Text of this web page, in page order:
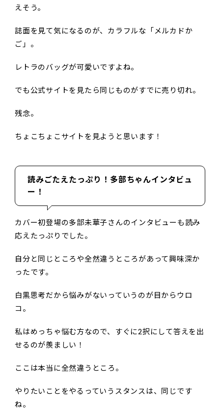
えそう。
誌面を見て気になるのが、カラフルな「メルカドか
ご」。
レトラのバッグが可愛いですよね。
でも公式サイトを見たら同じものがすでに売り切れ。
残念。
ちょこちょこサイトを見ようと思います！
読みごたえたっぷり！多部ちゃんインタビュ
ー！
カバー初登場の多部未華子さんのインタビューも読み
応えたっぷりでした。
自分と同じところや全然違うところがあって興味深か
ったです。
白黒思考だから悩みがないっていうのが目からウロ
コ。
私はめっちゃ悩む方なので、すぐに2択にして答えを出
せるのが羨ましい！
ここは本当に全然違うところ。
やりたいことをやるっていうスタンスは、同じです
ね。